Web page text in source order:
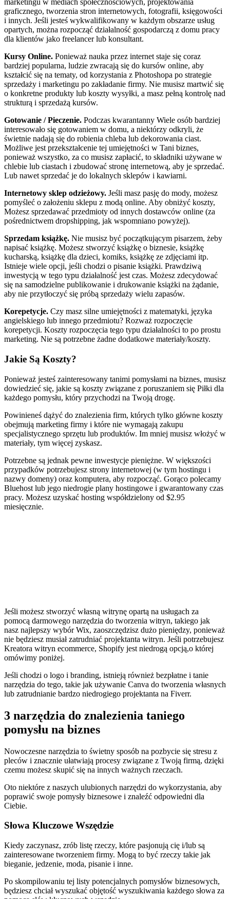
marketingu w mediach społecznościowych, projektowania
graficznego, tworzenia stron internetowych, fotografii, księgowości
i innych. Jeśli jesteś wykwalifikowany w każdym obszarze usług
opartych, można rozpocząć działalność gospodarczą z domu pracy
dla klientów jako freelancer lub konsultant.
Kursy Online. Ponieważ nauka przez internet staje się coraz
bardziej popularna, ludzie zwracają się do kursów online, aby
kształcić się na tematy, od korzystania z Photoshopa po strategie
sprzedaży i marketingu po zakładanie firmy. Nie musisz martwić się
o konkretne produkty lub koszty wysyłki, a masz pełną kontrolę nad
strukturą i sprzedażą kursów.
Gotowanie / Pieczenie. Podczas kwarantanny Wiele osób bardziej
interesowało się gotowaniem w domu, a niektórzy odkryli, że
świetnie nadają się do robienia chleba lub dekorowania ciast.
Możliwe jest przekształcenie tej umiejętności w Tani biznes,
ponieważ wszystko, za co musisz zapłacić, to składniki używane w
chlebie lub ciastach i zbudować stronę internetową, aby je sprzedać.
Lub nawet sprzedać je do lokalnych sklepów i kawiarni.
Internetowy sklep odzieżowy. Jeśli masz pasję do mody, możesz
pomyśleć o założeniu sklepu z modą online. Aby obniżyć koszty,
Możesz sprzedawać przedmioty od innych dostawców online (za
pośrednictwem dropshipping, jak wspomniano powyżej).
Sprzedam książkę. Nie musisz być początkującym pisarzem, żeby
napisać książkę. Możesz stworzyć książkę o biznesie, książkę
kucharską, książkę dla dzieci, komiks, książkę ze zdjęciami itp.
Istnieje wiele opcji, jeśli chodzi o pisanie książki. Prawdziwą
inwestycją w tego typu działalność jest czas. Możesz zdecydować
się na samodzielne publikowanie i drukowanie książki na żądanie,
aby nie przytłoczyć się próbą sprzedaży wielu zapasów.
Korepetycje. Czy masz silne umiejętności z matematyki, języka
angielskiego lub innego przedmiotu? Rozważ rozpoczęcie
korepetycji. Koszty rozpoczęcia tego typu działalności to po prostu
marketing. Nie są potrzebne żadne dodatkowe materiały/koszty.
Jakie Są Koszty?
Ponieważ jesteś zainteresowany tanimi pomysłami na biznes, musisz
dowiedzieć się, jakie są koszty związane z poruszaniem się Piłki dla
każdego pomysłu, który przychodzi na Twoją drogę.
Powinieneś dążyć do znalezienia firm, których tylko główne koszty
obejmują marketing firmy i które nie wymagają zakupu
specjalistycznego sprzętu lub produktów. Im mniej musisz włożyć w
materiały, tym więcej zyskasz.
Potrzebne są jednak pewne inwestycje pieniężne. W większości
przypadków potrzebujesz strony internetowej (w tym hostingu i
nazwy domeny) oraz komputera, aby rozpocząć. Gorąco polecamy
Bluehost lub jego niedrogie plany hostingowe i gwarantowany czas
pracy. Możesz uzyskać hosting współdzielony od $2.95
miesięcznie.
Jeśli możesz stworzyć własną witrynę opartą na usługach za
pomocą darmowego narzędzia do tworzenia witryn, takiego jak
nasz najlepszy wybór Wix, zaoszczędzisz dużo pieniędzy, ponieważ
nie będziesz musiał zatrudniać projektanta witryn. Jeśli potrzebujesz
Kreatora witryn ecommerce, Shopify jest niedrogą opcją,o której
omówimy poniżej.
Jeśli chodzi o logo i branding, istnieją również bezpłatne i tanie
narzędzia do tego, takie jak używanie Canva do tworzenia własnych
lub zatrudnianie bardzo niedrogiego projektanta na Fiverr.
3 narzędzia do znalezienia taniego
pomysłu na biznes
Nowoczesne narzędzia to świetny sposób na pozbycie się stresu z
pleców i znacznie ułatwiają procesy związane z Twoją firmą, dzięki
czemu możesz skupić się na innych ważnych rzeczach.
Oto niektóre z naszych ulubionych narzędzi do wykorzystania, aby
poprawić swoje pomysły biznesowe i znaleźć odpowiedni dla
Ciebie.
Słowa Kluczowe Wszędzie
Kiedy zaczynasz, zrób listę rzeczy, które pasjonują cię i/lub są
zainteresowane tworzeniem firmy. Mogą to być rzeczy takie jak
bieganie, jedzenie, moda, pisanie i inne.
Po skompilowaniu tej listy potencjalnych pomysłów biznesowych,
będziesz chciał wyszukać objętość wyszukiwania każdego słowa za